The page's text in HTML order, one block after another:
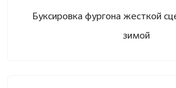
Буксировка фургона жесткой
зимой